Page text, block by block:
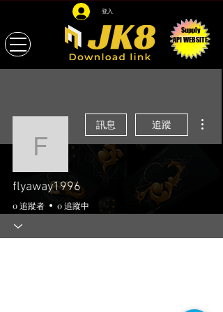
登入
Supply
API WEBSITE
flyaway1996
訊息 追蹤
flyaway1996
0 追蹤者 0 追蹤中